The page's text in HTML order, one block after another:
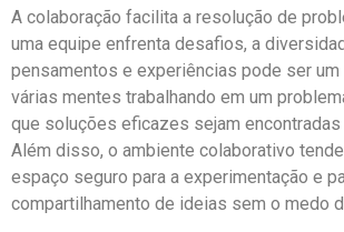
A colaboração facilita a resolução de
uma equipe enfrenta desafios, a
pensamentos e experiências pode ser um
várias mentes trabalhando em um
que soluções eficazes sejam encontradas
Além disso, o ambiente colaborativo
espaço seguro para a experimentação e
compartilhamento de ideias sem o medo